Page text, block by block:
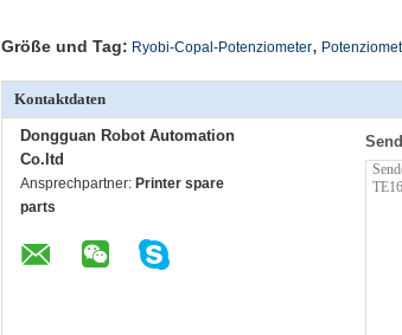
Größe und Tag: Ryobi-Copal-Potenziometer,
Kontaktdaten
Dongguan Robot Automation
Co.ltd
Ansprechpartner: Printer spare
parts